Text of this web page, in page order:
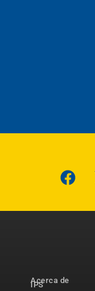
Acerca de
IPS